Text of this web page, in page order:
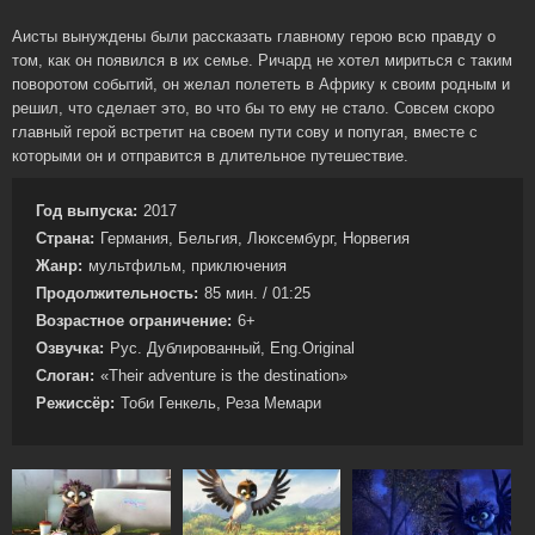
Аисты вынуждены были рассказать главному герою всю правду о
том, как он появился в их семье. Ричард не хотел мириться с таким
поворотом событий, он желал полететь в Африку к своим родным и
решил, что сделает это, во что бы то ему не стало. Совсем скоро
главный герой встретит на своем пути сову и попугая, вместе с
которыми он и отправится в длительное путешествие.
Год выпуска: 2017
Страна: Германия, Бельгия, Люксембург, Норвегия
Жанр: мультфильм, приключения
Продолжительность: 85 мин. / 01:25
Возрастное ограничение: 6+
Озвучка: Рус. Дублированный, Eng.Original
Слоган: «Their adventure is the destination»
Режиссёр: Тоби Генкель, Реза Мемари